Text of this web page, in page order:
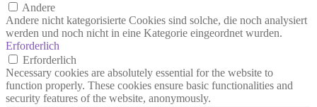
Andere
Andere nicht kategorisierte Cookies sind solche, die noch analysiert
werden und noch nicht in eine Kategorie eingeordnet wurden.
Erforderlich
Erforderlich
Necessary cookies are absolutely essential for the website to
function properly. These cookies ensure basic functionalities and
security features of the website, anonymously.